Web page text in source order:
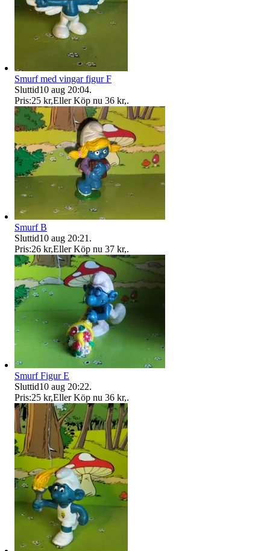
Smurf med vingar figur F
Sluttid10 aug 20:04.
Pris:25 kr,Eller Köp nu 36 kr,.
Smurf B
Sluttid10 aug 20:21 .
Pris:26 kr,Eller Köp nu 37 kr,.
Smurf Figur E
Sluttid10 aug 20:22.
Pris:25 kr,Eller Köp nu 36 kr,.